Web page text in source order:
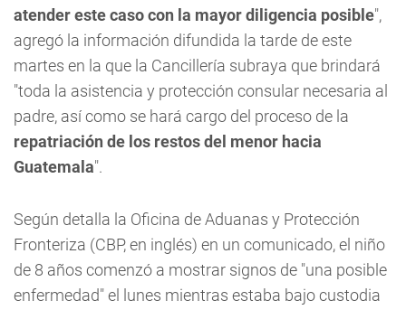
atender este caso con la mayor diligencia posible",
agregó la información difundida la tarde de este
martes en la que la Cancillería subraya que brindará
"toda la asistencia y protección consular necesaria al
padre, así como se hará cargo del proceso de la
repatriación de los restos del menor hacia
Guatemala".
Según detalla la Oficina de Aduanas y Protección
Fronteriza (CBP, en inglés) en un comunicado, el niño
de 8 años comenzó a mostrar signos de "una posible
enfermedad" el lunes mientras estaba bajo custodia